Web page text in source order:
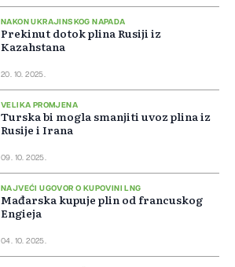
NAKON UKRAJINSKOG NAPADA
Prekinut dotok plina Rusiji iz
Kazahstana
20. 10. 2025.
VELIKA PROMJENA
Turska bi mogla smanjiti uvoz plina iz
Rusije i Irana
09. 10. 2025.
NAJVEĆI UGOVOR O KUPOVINI LNG
Mađarska kupuje plin od francuskog
Engieja
04. 10. 2025.